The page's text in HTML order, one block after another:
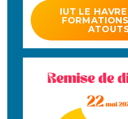
IUT LE